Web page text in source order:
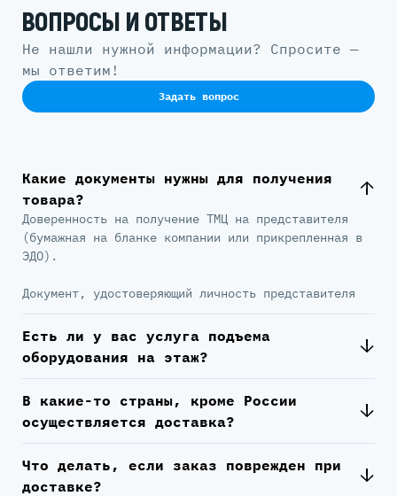
ВОПРОСЫ И ОТВЕТЫ
Не нашли нужной информации? Спросите —
мы ответим!
Задать вопрос
Какие документы нужны для получения
товара?
Доверенность на получение ТМЦ на представителя
(бумажная на бланке компании или прикрепленная в
ЭДО).
Документ, удостоверяющий личность представителя
Есть ли у вас услуга подъема
оборудования на этаж?
В какие-то страны, кроме России
осуществляется доставка?
Что делать, если заказ поврежден при
доставке?